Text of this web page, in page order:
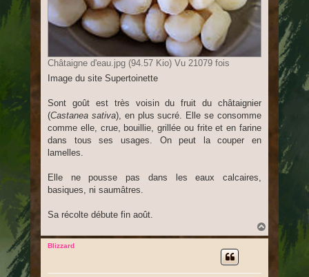
Châtaigne d'eau.jpg (94.57 Kio) Vu 21079 fois
Image du site Supertoinette
Sont goût est très voisin du fruit du châtaignier
(Castanea sativa), en plus sucré. Elle se consomme
comme elle, crue, bouillie, grillée ou frite et en farine
dans tous ses usages. On peut la couper en
lamelles.
Elle ne pousse pas dans les eaux calcaires,
basiques, ni saumâtres.
Sa récolte débute fin août.
a
Blizzard